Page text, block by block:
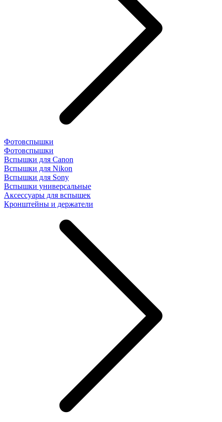
Фотовспышки
Фотовспышки
Вспышки для Canon
Вспышки для Nikon
Вспышки для Sony
Вспышки универсальные
Аксесcуары для вспышек
Кронштейны и держатели